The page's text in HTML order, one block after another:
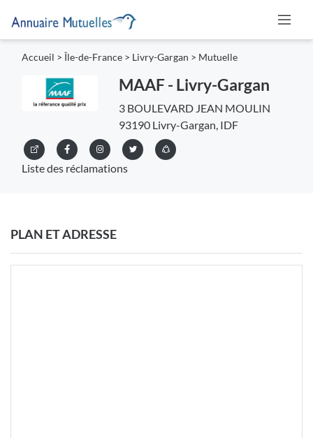
Accueil > Île-de-France > Livry-Gargan > Mutuelle
MAAF - Livry-Gargan
3 BOULEVARD JEAN MOULIN
93190 Livry-Gargan, IDF
Liste des réclamations
PLAN ET ADRESSE